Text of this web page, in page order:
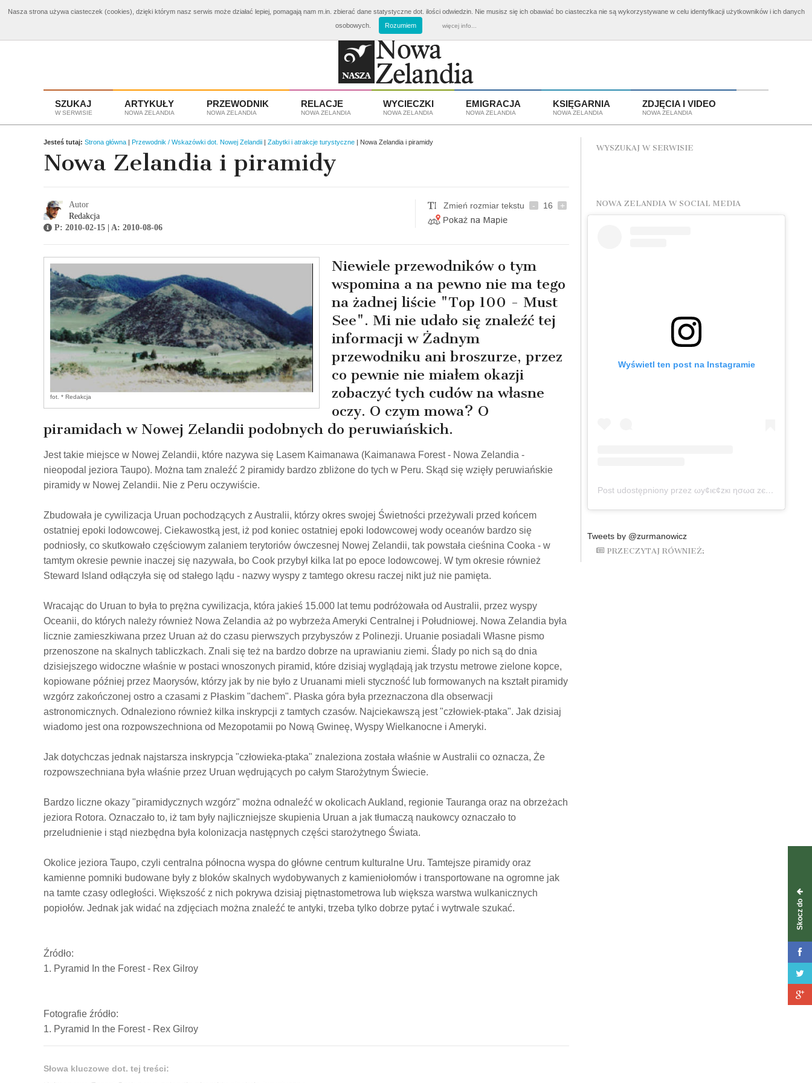
Bilety Nowa Zelandiaod 3960 zł Wycieczki Nowa Zelandiaod 3810 zł Emigracja i Praca w Nowej ZelandiiAplikuj o wizę!
SZUKAJ
W SERWISIE
ARTYKUŁY
NOWA ZELANDIA
PRZEWODNIK
NOWA ZELANDIA
RELACJE
NOWA ZELANDIA
WYCIECZKI
NOWA ZELANDIA
EMIGRACJA
NOWA ZELANDIA
KSIĘGARNIA
NOWA ZELANDIA
ZDJĘCIA I VIDEO
NOWA ZELANDIA
Skocz do
Jesteś tutaj: Strona główna | Przewodnik / Wskazówki dot. Nowej Zelandii | Zabytki i atrakcje turystyczne | Nowa Zelandia i piramidy
Nowa Zelandia i piramidy
Autor
Redakcja
P: 2010-02-15 | A: 2010-08-06
Zmień rozmiar tekstu - 16 +
fot. * Redakcja
Niewiele przewodników o tym
wspomina a na pewno nie ma tego
na żadnej liście "Top 100 - Must
See". Mi nie udało się znaleźć tej
informacji w Żadnym
przewodniku ani broszurze, przez
co pewnie nie miałem okazji
zobaczyć tych cudów na własne
oczy. O czym mowa? O
piramidach w Nowej Zelandii podobnych do peruwiańskich.
Jest takie miejsce w Nowej Zelandii, które nazywa się Lasem Kaimanawa (Kaimanawa Forest - Nowa Zelandia -
nieopodal jeziora Taupo). Można tam znaleźć 2 piramidy bardzo zbliżone do tych w Peru. Skąd się wzięły peruwiańskie
piramidy w Nowej Zelandii. Nie z Peru oczywiście.
Zbudowała je cywilizacja Uruan pochodzących z Australii, którzy okres swojej Świetności przeżywali przed końcem
ostatniej epoki lodowcowej. Ciekawostką jest, iż pod koniec ostatniej epoki lodowcowej wody oceanów bardzo się
podniosły, co skutkowało częściowym zalaniem terytoriów ówczesnej Nowej Zelandii, tak powstała cieśnina Cooka - w
tamtym okresie pewnie inaczej się nazywała, bo Cook przybył kilka lat po epoce lodowcowej. W tym okresie również
Steward Island odłączyła się od stałego lądu - nazwy wyspy z tamtego okresu raczej nikt już nie pamięta.
Wracając do Uruan to była to prężna cywilizacja, która jakieś 15.000 lat temu podróżowała od Australii, przez wyspy
Oceanii, do których należy również Nowa Zelandia aż po wybrzeża Ameryki Centralnej i Południowej. Nowa Zelandia była
licznie zamieszkiwana przez Uruan aż do czasu pierwszych przybyszów z Polinezji. Uruanie posiadali Własne pismo
przenoszone na skalnych tabliczkach. Znali się też na bardzo dobrze na uprawianiu ziemi. Ślady po nich są do dnia
dzisiejszego widoczne właśnie w postaci wnoszonych piramid, które dzisiaj wyglądają jak trzystu metrowe zielone kopce,
kopiowane później przez Maorysów, którzy jak by nie było z Uruanami mieli styczność lub formowanych na kształt piramidy
wzgórz zakończonej ostro a czasami z Płaskim "dachem". Płaska góra była przeznaczona dla obserwacji
astronomicznych. Odnaleziono również kilka inskrypcji z tamtych czasów. Najciekawszą jest "człowiek-ptaka". Jak dzisiaj
wiadomo jest ona rozpowszechniona od Mezopotamii po Nową Gwineę, Wyspy Wielkanocne i Ameryki.
Jak dotychczas jednak najstarsza inskrypcja "człowieka-ptaka" znaleziona została właśnie w Australii co oznacza, Że
rozpowszechniana była właśnie przez Uruan wędrujących po całym Starożytnym Świecie.
Bardzo liczne okazy "piramidycznych wzgórz" można odnaleźć w okolicach Aukland, regionie Tauranga oraz na obrzeżach
jeziora Rotora. Oznaczało to, iż tam były najliczniejsze skupienia Uruan a jak tłumaczą naukowcy oznaczało to
przeludnienie i stąd niezbędna była kolonizacja następnych części starożytnego Świata.
Okolice jeziora Taupo, czyli centralna północna wyspa do główne centrum kulturalne Uru. Tamtejsze piramidy oraz
kamienne pomniki budowane były z bloków skalnych wydobywanych z kamieniołomów i transportowane na ogromne jak
na tamte czasy odległości. Większość z nich pokrywa dzisiaj piętnastometrowa lub większa warstwa wulkanicznych
popiołów. Jednak jak widać na zdjęciach można znaleźć te antyki, trzeba tylko dobrze pytać i wytrwale szukać.
Źródło:
1. Pyramid In the Forest - Rex Gilroy
Fotografie źródło:
1. Pyramid In the Forest - Rex Gilroy
Słowa kluczowe dot. tej treści:
WYSZUKAJ W SERWISIE
NOWA ZELANDIA W SOCIAL MEDIA
Wyświetl ten post na Instagramie
Post udostępniony przez ωу¢ιє¢zкι ησωα zєℓαη∂ια (@wycieczkinowazelandia)
Tweets by @zurmanowicz
PRZECZYTAJ RÓWNIEŻ:
Nasza strona używa ciasteczek (cookies), dzięki którym nasz serwis może działać lepiej, pomagają nam m.in. zbierać dane statystyczne dot. ilości odwiedzin. Nie musisz się ich obawiać bo ciasteczka nie są wykorzystywane w celu identyfikacji użytkowników i ich danych
osobowych.
Rozumiem więcej info...